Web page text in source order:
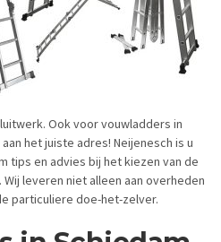
Ook voor vouwladders in
het juiste adres! Neijenesch is u
tips en advies bij het kiezen van de
leveren niet alleen aan overheden
particuliere doe-het-zelver.